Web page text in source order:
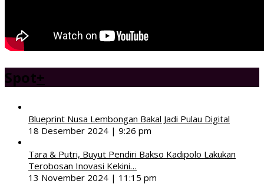
Spot+
Blueprint Nusa Lembongan Bakal Jadi Pulau Digital
18 Desember 2024 | 9:26 pm
Tara & Putri, Buyut Pendiri Bakso Kadipolo Lakukan
Terobosan Inovasi Kekini…
13 November 2024 | 11:15 pm